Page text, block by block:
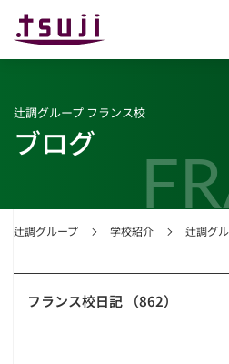
辻調グループ 学校紹介 辻調グ
辻調グループ フランス校
ブログ
フランス校日記 （862）